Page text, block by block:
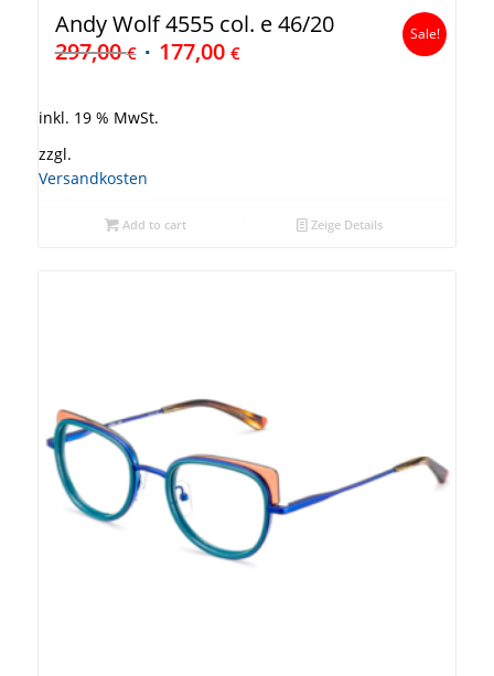
Andy Wolf 4555 col. e 46/20
297,00€ 177,00 €
Sale!
inkl. 19 % MwSt.
zzgl.
Versandkosten
Add to cart Zeige Details